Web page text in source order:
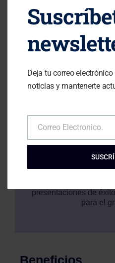
¿Cómo utilizar el
Más
disparadores
¿Cómo puedo
Preparar tu
presentaciones de
para el
Beneficios
Deja tu correo
noticias y mantenerte
Email
Correo Electronico.